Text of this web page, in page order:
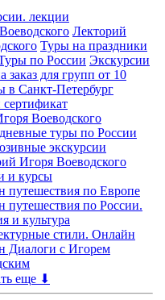
лекции
Лекторий
Туры на праздники
по России Экскурсии
заказ для групп от 10
в Санкт-Петербург
Воеводского
туры по России
экскурсии
Игоря Воеводского
и курсы
путешествия по Европе
путешествия по России.
и культура
стили. Онлайн
Диалоги с Игорем
еще ⬇